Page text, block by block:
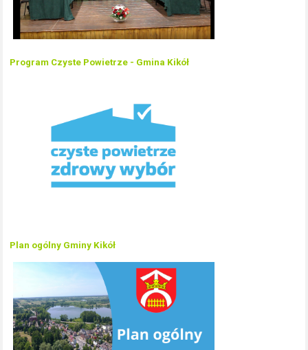
Program Czyste Powietrze - Gmina Kikół
Plan ogólny Gminy Kikół